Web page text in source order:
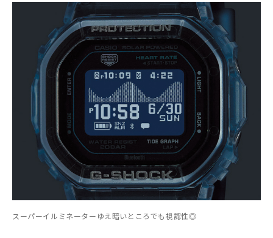
スーパーイルミネーターゆえ暗いところでも視認性◎